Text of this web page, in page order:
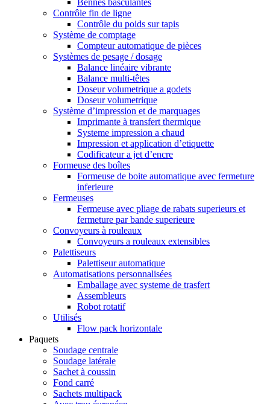
Bennes basculantes
Contrôle fin de ligne
Contrôle du poids sur tapis
Système de comptage
Compteur automatique de pièces
Systèmes de pesage / dosage
Balance linéaire vibrante
Balance multi-têtes
Doseur volumetrique a godets
Doseur volumetrique
Système d’impression et de marquages
Imprimante à transfert thermique
Systeme impression a chaud
Impression et application d’etiquette
Codificateur a jet d’encre
Formeuse des boîtes
Formeuse de boite automatique avec fermeture
inferieure
Fermeuses
Fermeuse avec pliage de rabats superieurs et
fermeture par bande superieure
Convoyeurs à rouleaux
Convoyeurs a rouleaux extensibles
Palettiseurs
Palettiseur automatique
Automatisations personnalisées
Emballage avec systeme de trasfert
Assembleurs
Robot rotatif
Utilisés
Flow pack horizontale
Paquets
Soudage centrale
Soudage latérale
Sachet à coussin
Fond carré
Sachets multipack